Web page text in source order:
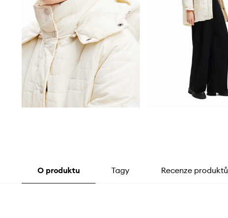
O produktu Tagy Recenze produktů